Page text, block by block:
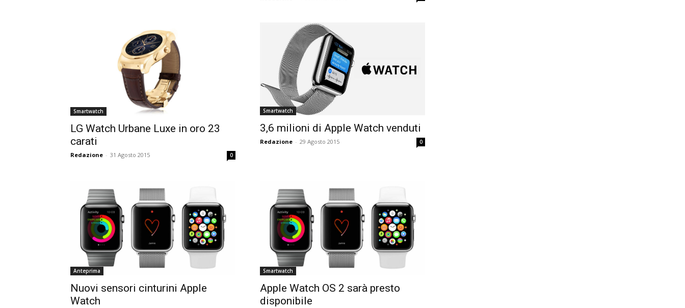
Smartwatch
LG Watch Urbane Luxe in oro 23
carati
Redazione - 31 Agosto 2015 0
Smartwatch
3,6 milioni di Apple Watch venduti
Redazione - 29 Agosto 2015 0
Anteprima
Nuovi sensori cinturini Apple
Watch
Smartwatch
Apple Watch OS 2 sarà presto
disponibile